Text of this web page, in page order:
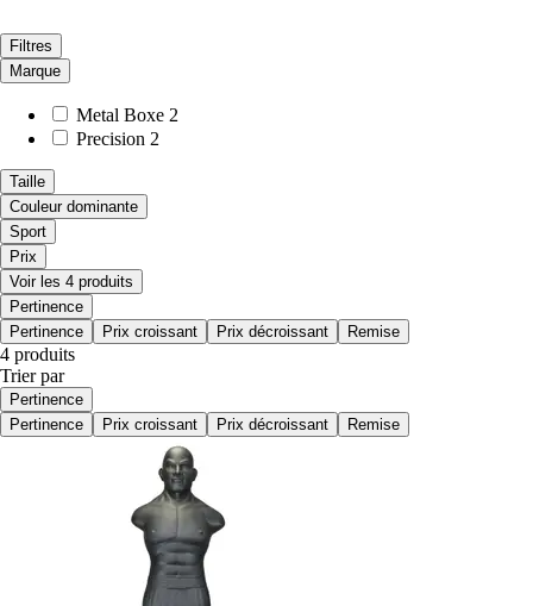
Filtres
Marque
Metal Boxe 2
Precision 2
Taille
Couleur dominante
Sport
Prix
Voir les 4 produits
Pertinence
Pertinence
Prix croissant Prix décroissant Remise
4 produits
Trier par
Pertinence
Pertinence
Prix croissant Prix décroissant Remise